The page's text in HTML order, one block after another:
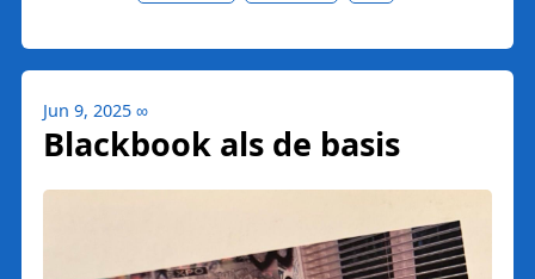
Jun 9, 2025 ∞
Blackbook als de basis